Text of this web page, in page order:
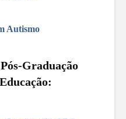
Autismo
Graduação